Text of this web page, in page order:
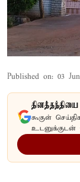
Published on: 03
கூகுள்
உடனுக்குடன்